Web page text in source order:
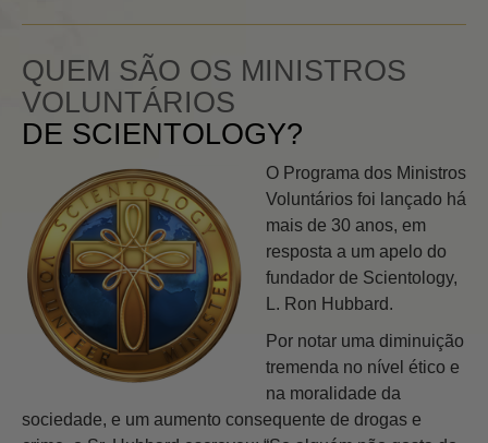
QUEM SÃO OS MINISTROS
VOLUNTÁRIOS
DE SCIENTOLOGY?
O Programa dos Ministros
Voluntários foi lançado há
mais de 30 anos, em
resposta a um apelo do
fundador de Scientology,
L. Ron Hubbard.
Por notar uma diminuição
tremenda no nível ético e
na moralidade da
sociedade, e um aumento consequente de drogas e